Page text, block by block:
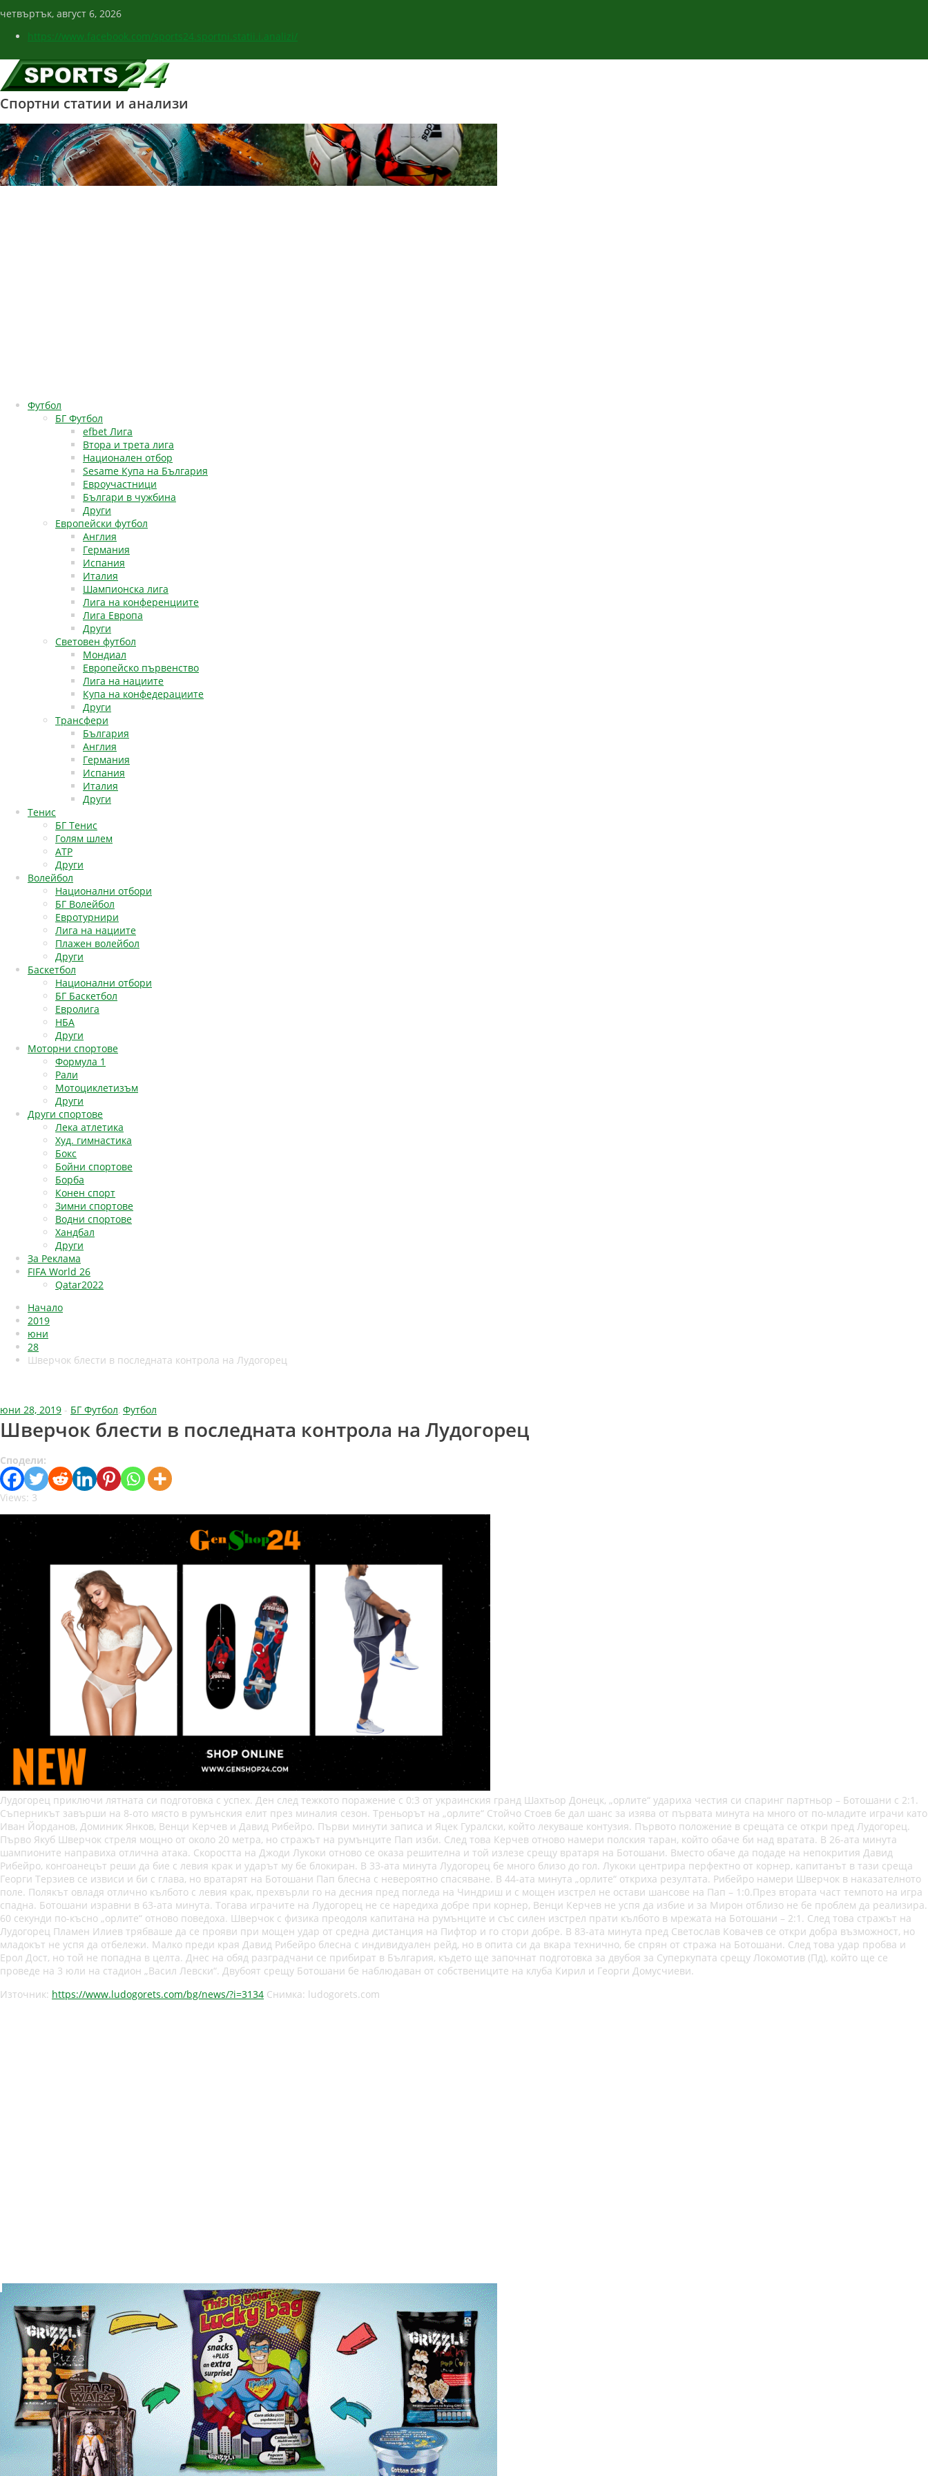
четвъртък, август 6, 2026
https://www.facebook.com/sports24.sportni.statii.i.analizi/
Спортни статии и анализи
Футбол
БГ Футбол
efbet Лига
Втора и трета лига
Национален отбор
Sesame Купа на България
Евроучастници
Българи в чужбина
Други
Европейски футбол
Англия
Германия
Испания
Италия
Шампионска лига
Лига на конференциите
Лига Европа
Други
Световен футбол
Мондиал
Европейско първенство
Лига на нациите
Купа на конфедерациите
Други
Трансфери
България
Англия
Германия
Испания
Италия
Други
Тенис
БГ Тенис
Голям шлем
АТР
Други
Волейбол
Национални отбори
БГ Волейбол
Евротурнири
Лига на нациите
Плажен волейбол
Други
Баскетбол
Национални отбори
БГ Баскетбол
Евролига
НБА
Други
Моторни спортове
Формула 1
Рали
Мотоциклетизъм
Други
Други спортове
Лека атлетика
Худ. гимнастика
Бокс
Бойни спортове
Борба
Конен спорт
Зимни спортове
Водни спортове
Хандбал
Други
За Реклама
FIFA World 26
Qatar2022
Начало
2019
юни
28
Шверчок блести в последната контрола на Лудогорец
юни 28, 2019 - БГ Футбол, Футбол
Шверчок блести в последната контрола на Лудогорец
Сподели:
Views: 3
Лудогорец приключи лятната си подготовка с успех. Ден след тежкото поражение с 0:3 от украинския гранд Шахтьор Донецк, „орлите“ удариха честия си спаринг партньор – Ботошани с 2:1.
Съперникът завърши на 8-ото място в румънския елит през миналия сезон. Треньорът на „орлите“ Стойчо Стоев бе дал шанс за изява от първата минута на много от по-младите играчи като
Иван Йорданов, Доминик Янков, Венци Керчев и Давид Рибейро. Първи минути записа и Яцек Гуралски, който лекуваше контузия. Първото положение в срещата се откри пред Лудогорец.
Първо Якуб Шверчок стреля мощно от около 20 метра, но стражът на румънците Пап изби. След това Керчев отново намери полския таран, който обаче би над вратата. В 26-ата минута
шампионите направиха отлична атака. Скоростта на Джоди Лукоки отново се оказа решителна и той излезе срещу вратаря на Ботошани. Вместо обаче да подаде на непокрития Давид
Рибейро, конгоанецът реши да бие с левия крак и ударът му бе блокиран. В 33-ата минута Лудогорец бе много близо до гол. Лукоки центрира перфектно от корнер, капитанът в тази среща
Георги Терзиев се извиси и би с глава, но вратарят на Ботошани Пап блесна с невероятно спасяване. В 44-ата минута „орлите“ откриха резултата. Рибейро намери Шверчок в наказателното
поле. Полякът овладя отлично кълбото с левия крак, прехвърли го на десния пред погледа на Чиндриш и с мощен изстрел не остави шансове на Пап – 1:0.През втората част темпото на игра
спадна. Ботошани изравни в 63-ата минута. Тогава играчите на Лудогорец не се наредиха добре при корнер, Венци Керчев не успя да избие и за Мирон отблизо не бе проблем да реализира.
60 секунди по-късно „орлите“ отново поведоха. Шверчок с физика преодоля капитана на румънците и със силен изстрел прати кълбото в мрежата на Ботошани – 2:1. След това стражът на
Лудогорец Пламен Илиев трябваше да се прояви при мощен удар от средна дистанция на Пифтор и го стори добре. В 83-ата минута пред Светослав Ковачев се откри добра възможност, но
младокът не успя да отбележи. Малко преди края Давид Рибейро блесна с индивидуален рейд, но в опита си да вкара технично, бе спрян от стража на Ботошани. След това удар пробва и
Ерол Дост, но той не попадна в целта. Днес на обяд разградчани се прибират в България, където ще започнат подготовка за двубоя за Суперкупата срещу Локомотив (Пд), който ще се
проведе на 3 юли на стадион „Васил Левски“. Двубоят срещу Ботошани бе наблюдаван от собствениците на клуба Кирил и Георги Домусчиеви.
Източник: https://www.ludogorets.com/bg/news/?i=3134 Снимка: ludogorets.com